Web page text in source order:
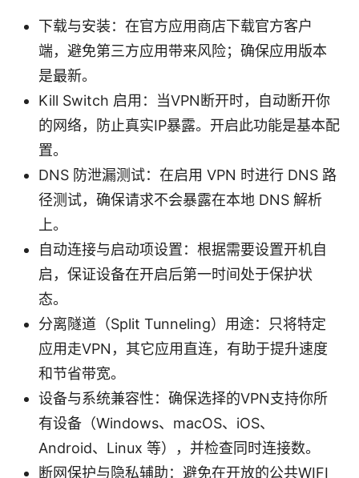
下载与安装：在官方应用商店下载官方客户
端，避免第三方应用带来风险；确保应用版本
是最新。
Kill Switch 启用：当VPN断开时，自动断开你
的网络，防止真实IP暴露。开启此功能是基本配
置。
DNS 防泄漏测试：在启用 VPN 时进行 DNS 路
径测试，确保请求不会暴露在本地 DNS 解析
上。
自动连接与启动项设置：根据需要设置开机自
启，保证设备在开启后第一时间处于保护状
态。
分离隧道（Split Tunneling）用途：只将特定
应用走VPN，其它应用直连，有助于提升速度
和节省带宽。
设备与系统兼容性：确保选择的VPN支持你所
有设备（Windows、macOS、iOS、
Android、Linux 等），并检查同时连接数。
断网保护与隐私辅助：避免在开放的公共WIFI